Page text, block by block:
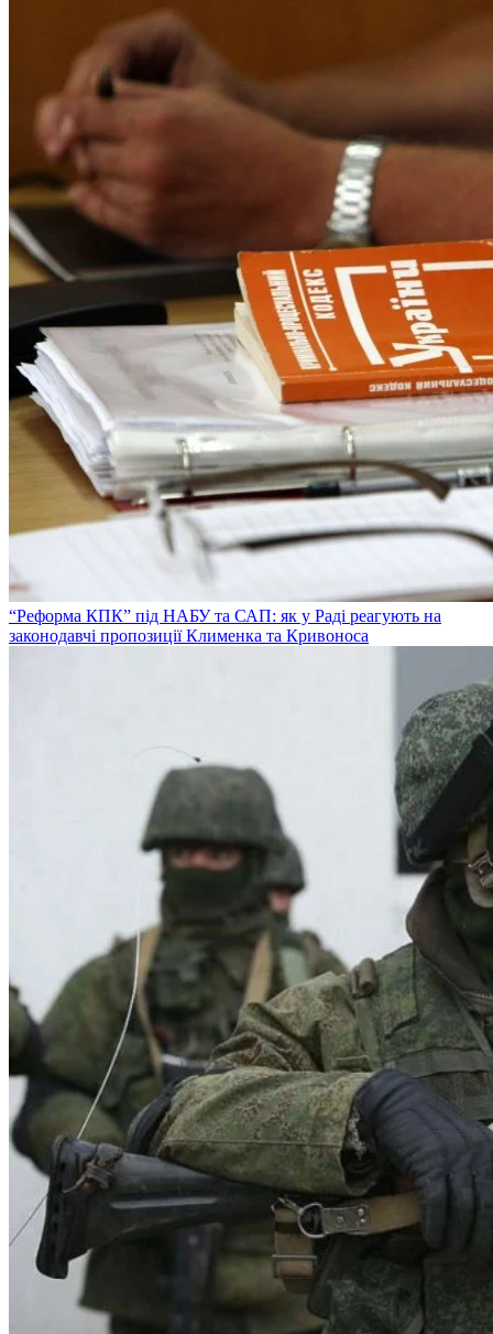
“Реформа КПК” під НАБУ та САП: як у Раді реагують на
законодавчі пропозиції Клименка та Кривоноса